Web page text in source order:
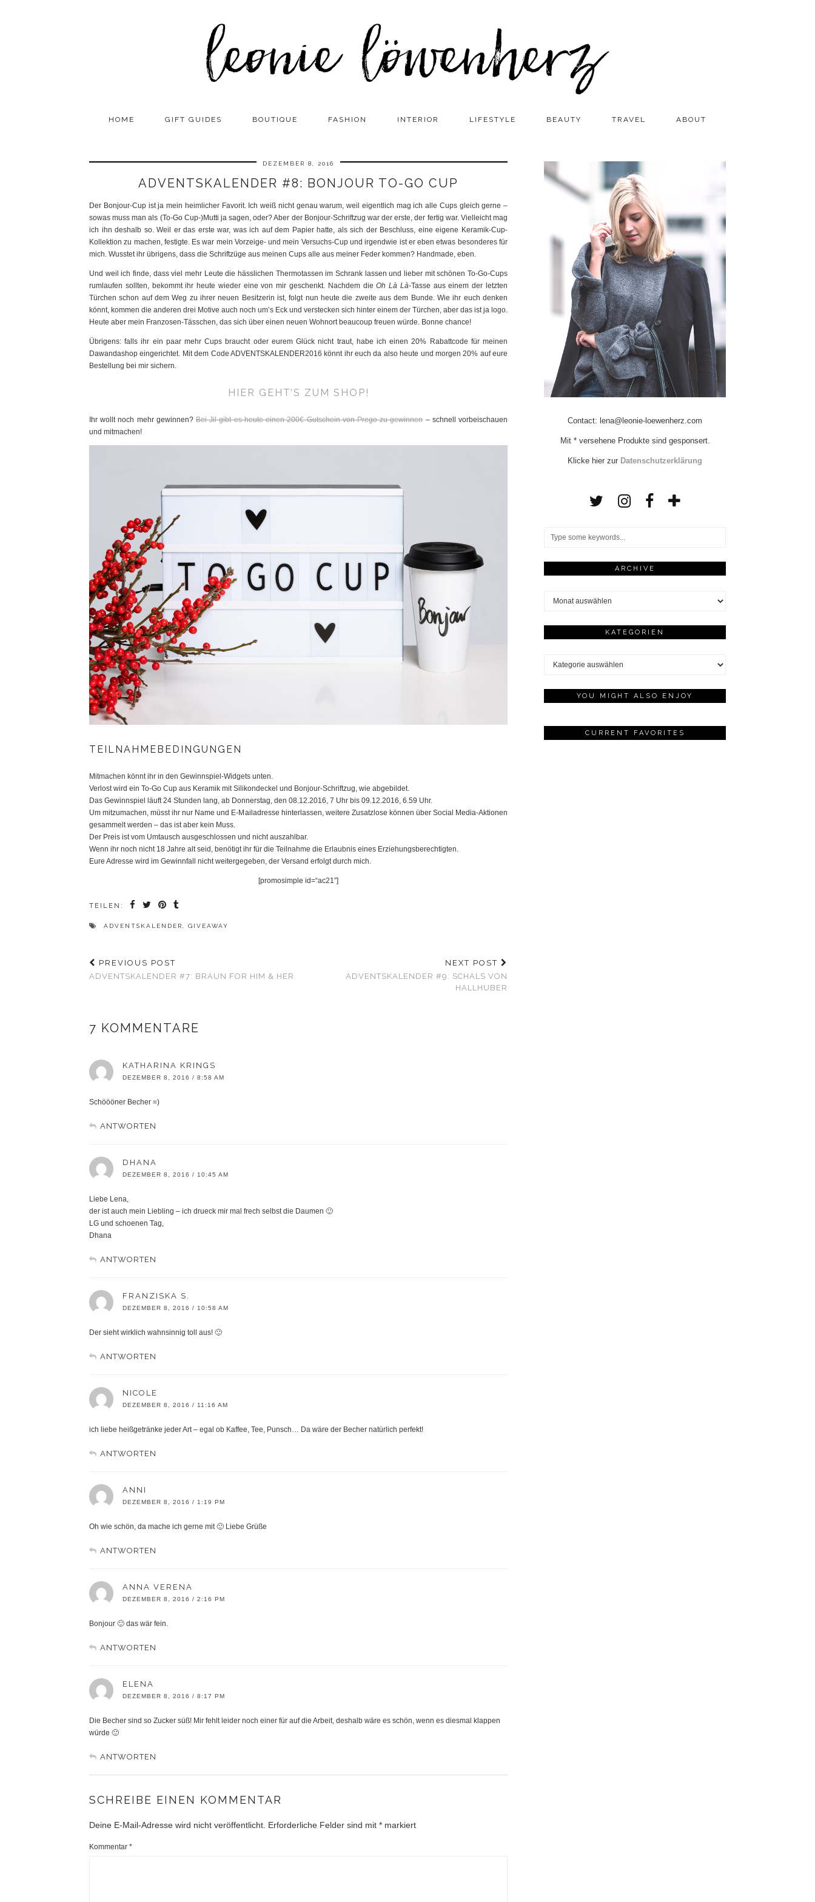
HOME GIFT GUIDES BOUTIQUE FASHION INTERIOR LIFESTYLE BEAUTY TRAVEL ABOUT
DEZEMBER 8, 2016
ADVENTSKALENDER #8: BONJOUR TO-GO CUP
Der Bonjour-Cup ist ja mein heimlicher Favorit. Ich weiß nicht genau warum, weil eigentlich mag ich alle Cups gleich gerne –
sowas muss man als (To-Go Cup-)Mutti ja sagen, oder? Aber der Bonjour-Schriftzug war der erste, der fertig war. Vielleicht mag
ich ihn deshalb so. Weil er das erste war, was ich auf dem Papier hatte, als sich der Beschluss, eine eigene Keramik-Cup-
Kollektion zu machen, festigte. Es war mein Vorzeige- und mein Versuchs-Cup und irgendwie ist er eben etwas besonderes für
mich. Wusstet ihr übrigens, dass die Schriftzüge aus meinen Cups alle aus meiner Feder kommen? Handmade, eben.
Und weil ich finde, dass viel mehr Leute die hässlichen Thermotassen im Schrank lassen und lieber mit schönen To-Go-Cups
rumlaufen sollten, bekommt ihr heute wieder eine von mir geschenkt. Nachdem dieOh Là Là-Tasse aus einem der letzten
Türchen schon auf dem Weg zu ihrer neuen Besitzerin ist, folgt nun heute die zweite aus dem Bunde. Wie ihr euch denken
könnt, kommen die anderen drei Motive auch noch um’s Eck und verstecken sich hinter einem der Türchen, aber das ist ja logo.
Heute aber mein Franzosen-Tässchen, das sich über einen neuen Wohnort beaucoup freuen würde. Bonne chance!
Übrigens: falls ihr ein paar mehr Cups braucht oder eurem Glück nicht traut, habe ich einen 20% Rabattcode für meinen
Dawandashop eingerichtet. Mit dem Code ADVENTSKALENDER2016 könnt ihr euch da also heute und morgen 20% auf eure
Bestellung bei mir sichern.
HIER GEHT’S ZUM SHOP!
Ihr wollt noch mehr gewinnen?Bei Jil gibt es heute einen 200€ Gutschein von Prego zu gewinnen– schnell vorbeischauen
und mitmachen!
TEILNAHMEBEDINGUNGEN
Mitmachen könnt ihr in den Gewinnspiel-Widgets unten.
Verlost wird ein To-Go Cup aus Keramik mit Silikondeckel und Bonjour-Schriftzug, wie abgebildet.
Das Gewinnspiel läuft 24 Stunden lang, ab Donnerstag, den 08.12.2016, 7 Uhr bis 09.12.2016, 6.59 Uhr.
Um mitzumachen, müsst ihr nur Name und E-Mailadresse hinterlassen, weitere Zusatzlose können über Social Media-Aktionen
gesammelt werden – das ist aber kein Muss.
Der Preis ist vom Umtausch ausgeschlossen und nicht auszahlbar.
Wenn ihr noch nicht 18 Jahre alt seid, benötigt ihr für die Teilnahme die Erlaubnis eines Erziehungsberechtigten.
Eure Adresse wird im Gewinnfall nicht weitergegeben, der Versand erfolgt durch mich.
[promosimple id=“ac21″]
TEILEN:
ADVENTSKALENDER GIVEAWAY
PREVIOUS POST
ADVENTSKALENDER #7: BRAUN FOR HIM & HER
NEXT POST
ADVENTSKALENDER #9: SCHALS VON
HALLHUBER
7 KOMMENTARE
KATHARINA KRINGS
DEZEMBER 8, 2016 / 8:58 AM
Schöööner Becher =)
ANTWORTEN
DHANA
DEZEMBER 8, 2016 / 10:45 AM
Liebe Lena,
der ist auch mein Liebling – ich drueck mir mal frech selbst die Daumen 🙂
LG und schoenen Tag,
Dhana
ANTWORTEN
FRANZISKA S.
DEZEMBER 8, 2016 / 10:58 AM
Der sieht wirklich wahnsinnig toll aus! 🙂
ANTWORTEN
NICOLE
DEZEMBER 8, 2016 / 11:16 AM
ich liebe heißgetränke jeder Art – egal ob Kaffee, Tee, Punsch… Da wäre der Becher natürlich perfekt!
ANTWORTEN
ANNI
DEZEMBER 8, 2016 / 1:19 PM
Oh wie schön, da mache ich gerne mit 🙂 Liebe Grüße
ANTWORTEN
ANNA VERENA
DEZEMBER 8, 2016 / 2:16 PM
Bonjour 🙂 das wär fein.
ANTWORTEN
ELENA
DEZEMBER 8, 2016 / 8:17 PM
Die Becher sind so Zucker süß! Mir fehlt leider noch einer für auf die Arbeit, deshalb wäre es schön, wenn es diesmal klappen
würde 🙂
ANTWORTEN
SCHREIBE EINEN KOMMENTAR
Deine E-Mail-Adresse wird nicht veröffentlicht. Erforderliche Felder sind mit * markiert
Kommentar *
Contact: lena@leonie-loewenherz.com
Mit * versehene Produkte sind gesponsert.
Klicke hier zur Datenschutzerklärung
ARCHIVE
KATEGORIEN
YOU MIGHT ALSO ENJOY
CURRENT FAVORITES